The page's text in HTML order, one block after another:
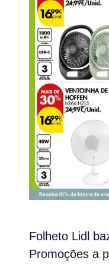
Folheto Lidl
Promoções a